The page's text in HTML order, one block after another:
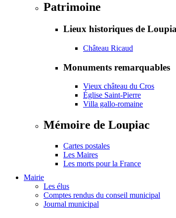
Patrimoine
Lieux historiques de
Château Ricaud
Monuments remarquables
Vieux château du Cros
Église Saint-Pierre
Villa gallo-romaine
Mémoire de Loupiac
Cartes postales
Les Maires
Les morts pour la France
Mairie
Les élus
Comptes rendus du conseil municipal
Journal municipal